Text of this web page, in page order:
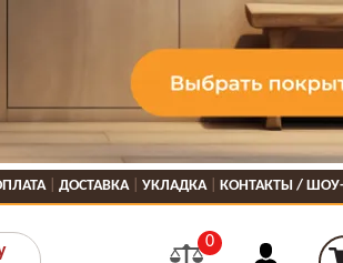
ДОСТАВКА УКЛАДКА КОНТАКТЫ /
0